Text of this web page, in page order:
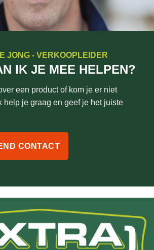
JONG - VERKOOPLEIDER
IK JE MEE HELPEN?
een product of kom je er niet
help je graag en geef je het juiste
CONTACT